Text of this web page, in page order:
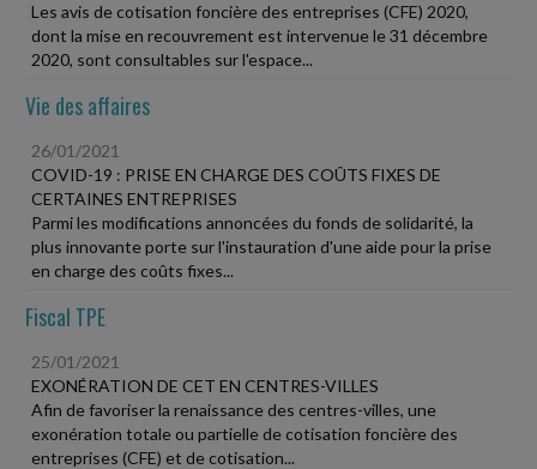
Les avis de cotisation foncière des entreprises (CFE) 2020,
dont la mise en recouvrement est intervenue le 31 décembre
2020, sont consultables sur l'espace...
Vie des affaires
26/01/2021
COVID-19 : PRISE EN CHARGE DES COÛTS FIXES DE
CERTAINES ENTREPRISES
Parmi les modifications annoncées du fonds de solidarité, la
plus innovante porte sur l'instauration d'une aide pour la prise
en charge des coûts fixes...
Fiscal TPE
25/01/2021
EXONÉRATION DE CET EN CENTRES-VILLES
Afin de favoriser la renaissance des centres-villes, une
exonération totale ou partielle de cotisation foncière des
entreprises (CFE) et de cotisation...